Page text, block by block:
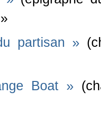
partisan »
Boat »